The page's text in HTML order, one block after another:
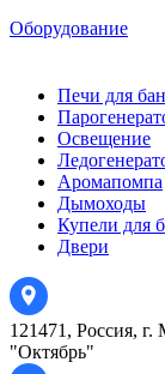
Оборудование
Печи для
Освещение
Аромапомпа
Дымоходы
Купели для
Двери
121471, Россия,
"Октябрь"